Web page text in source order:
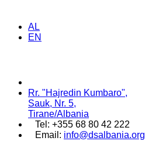
AL
EN
Rr. "Hajredin Kumbaro",
Sauk, Nr. 5,
Tirane/Albania
Tel: +355 68 80 42 222
Email: info@dsalbania.org